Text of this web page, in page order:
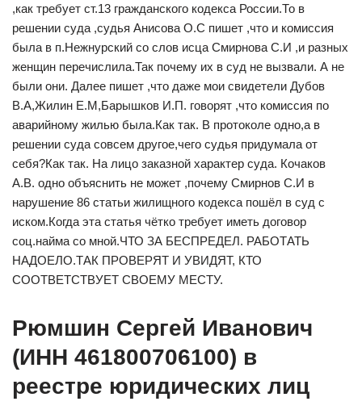
,как требует ст.13 гражданского кодекса России.То в
решении суда ,судья Анисова О.С пишет ,что и комиссия
была в п.Нежнурский со слов исца Смирнова С.И ,и разных
женщин перечислила.Так почему их в суд не вызвали. А не
были они. Далее пишет ,что даже мои свидетели Дубов
В.А,Жилин Е.М,Барышков И.П. говорят ,что комиссия по
аварийному жилью была.Как так. В протоколе одно,а в
решении суда совсем другое,чего судья придумала от
себя?Как так. На лицо заказной характер суда. Кочаков
А.В. одно объяснить не может ,почему Смирнов С.И в
нарушение 86 статьи жилищного кодекса пошёл в суд с
иском.Когда эта статья чётко требует иметь договор
соц.найма со мной.ЧТО ЗА БЕСПРЕДЕЛ. РАБОТАТЬ
НАДОЕЛО.ТАК ПРОВЕРЯТ И УВИДЯТ, КТО
СООТВЕТСТВУЕТ СВОЕМУ МЕСТУ.
Рюмшин Сергей Иванович
(ИНН 461800706100) в
реестре юридических лиц